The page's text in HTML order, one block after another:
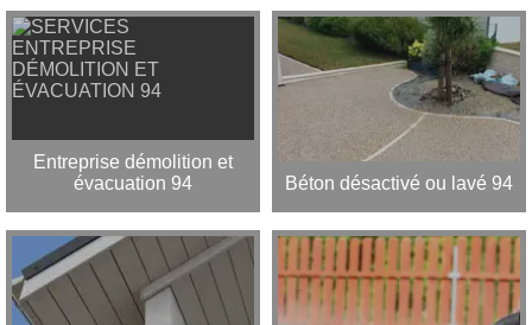
Entreprise démolition et
évacuation 94
Béton désactivé ou lavé 94